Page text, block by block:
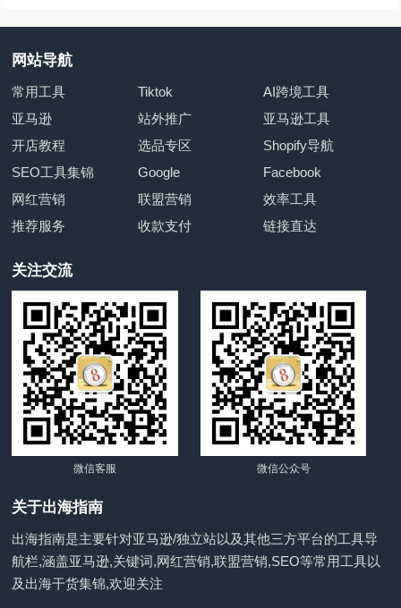
网站导航
常用工具 Tiktok
AI跨境工具
亚马逊
站外推广
亚马逊工具
开店教程
选品专区
Shopify导航
SEO工具集锦
Google
Facebook
网红营销
联盟营销
效率工具
推荐服务
收款支付 链接直达
关注交流
微信客服 微信公众号
关于出海指南
出海指南是主要针对亚马逊/独立站以及其他三方平台的工具导
航栏,涵盖亚马逊,关键词,网红营销,联盟营销,SEO等常用工具以
及出海干货集锦,欢迎关注